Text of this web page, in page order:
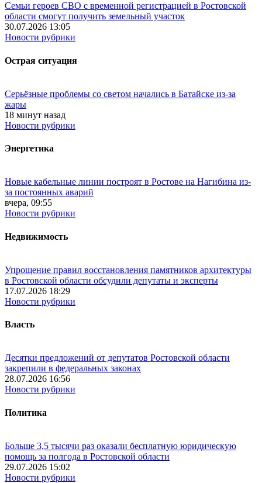
Семьи героев СВО с временной регистрацией в Ростовской
области смогут получить земельный участок
30.07.2026 13:05
Новости рубрики
Острая ситуация
Серьёзные проблемы со светом начались в Батайске из-за
жары
18 минут назад
Новости рубрики
Энергетика
Новые кабельные линии построят в Ростове на Нагибина из-
за постоянных аварий
вчера, 09:55
Новости рубрики
Недвижимость
Упрощение правил восстановления памятников архитектуры
в Ростовской области обсудили депутаты и эксперты
17.07.2026 18:29
Новости рубрики
Власть
Десятки предложений от депутатов Ростовской области
закрепили в федеральных законах
28.07.2026 16:56
Новости рубрики
Политика
Больше 3,5 тысячи раз оказали бесплатную юридическую
помощь за полгода в Ростовской области
29.07.2026 15:02
Новости рубрики